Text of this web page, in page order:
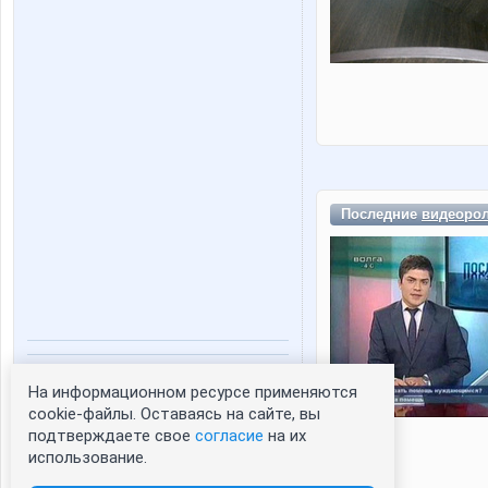
сейчас просматривают портрет - 0
зарегистрированные пользователи
посетившие портрет за 7 дней - 0
Последние
На информационном ресурсе применяются
cookie-файлы. Оставаясь на сайте, вы
подтверждаете свое согласие на их
использование.